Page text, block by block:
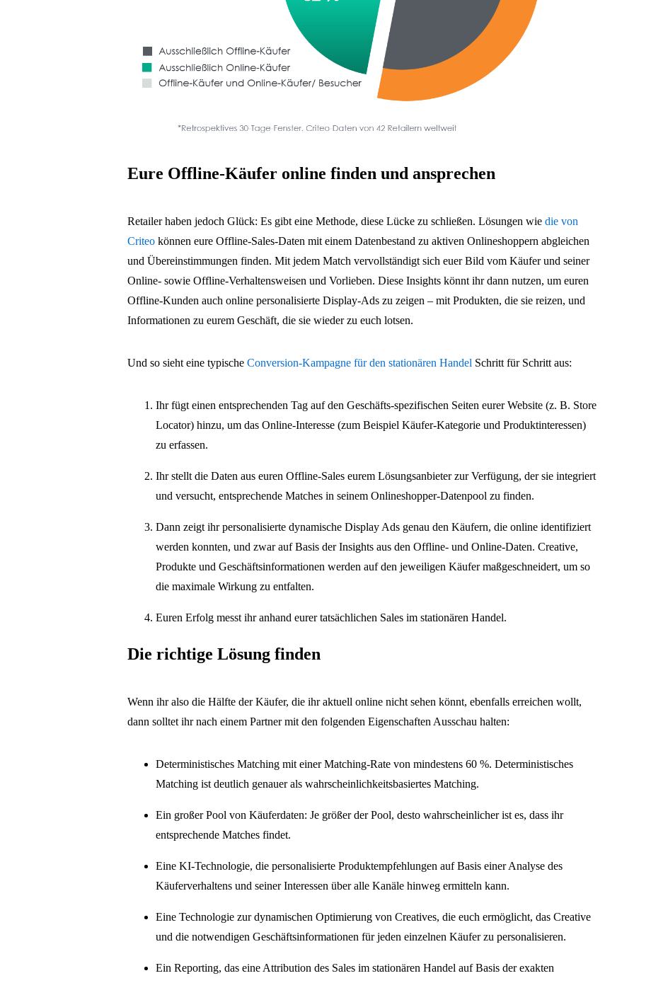
Eure Offline-Käufer online finden und ansprechen
Retailer haben jedoch Glück: Es gibt eine Methode, diese Lücke zu schließen. Lösungen wiedie von
Criteo können eure Offline-Sales-Daten mit einem Datenbestand zu aktiven Onlineshoppern abgleichen
und Übereinstimmungen finden. Mit jedem Match vervollständigt sich euer Bild vom Käufer und seiner
Online- sowie Offline-Verhaltensweisen und Vorlieben. Diese Insights könnt ihr dann nutzen, um euren
Offline-Kunden auch online personalisierte Display-Ads zu zeigen – mit Produkten, die sie reizen, und
Informationen zu eurem Geschäft, die sie wieder zu euch lotsen.
Und so sieht eine typischeConversion-Kampagne für den stationären Handel Schritt für Schritt aus:
Ihr fügt einen entsprechenden Tag auf den Geschäfts-spezifischen Seiten eurer Website (z. B. Store
Locator) hinzu, um das Online-Interesse (zum Beispiel Käufer-Kategorie und Produktinteressen)
zu erfassen.
Ihr stellt die Daten aus euren Offline-Sales eurem Lösungsanbieter zur Verfügung, der sie integriert
und versucht, entsprechende Matches in seinem Onlineshopper-Datenpool zu finden.
Dann zeigt ihr personalisierte dynamische Display Ads genau den Käufern, die online identifiziert
werden konnten, und zwar auf Basis der Insights aus den Offline- und Online-Daten. Creative,
Produkte und Geschäftsinformationen werden auf den jeweiligen Käufer maßgeschneidert, um so
die maximale Wirkung zu entfalten.
Euren Erfolg messt ihr anhand eurer tatsächlichen Sales im stationären Handel.
Die richtige Lösung finden
Wenn ihr also die Hälfte der Käufer, die ihr aktuell online nicht sehen könnt, ebenfalls erreichen wollt,
dann solltet ihr nach einem Partner mit den folgenden Eigenschaften Ausschau halten:
Deterministisches Matching mit einer Matching-Rate von mindestens 60 %. Deterministisches
Matching ist deutlich genauer als wahrscheinlichkeitsbasiertes Matching.
Ein großer Pool von Käuferdaten: Je größer der Pool, desto wahrscheinlicher ist es, dass ihr
entsprechende Matches findet.
Eine KI-Technologie, die personalisierte Produktempfehlungen auf Basis einer Analyse des
Käuferverhaltens und seiner Interessen über alle Kanäle hinweg ermitteln kann.
Eine Technologie zur dynamischen Optimierung von Creatives, die euch ermöglicht, das Creative
und die notwendigen Geschäftsinformationen für jeden einzelnen Käufer zu personalisieren.
Ein Reporting, das eine Attribution des Sales im stationären Handel auf Basis der exakten